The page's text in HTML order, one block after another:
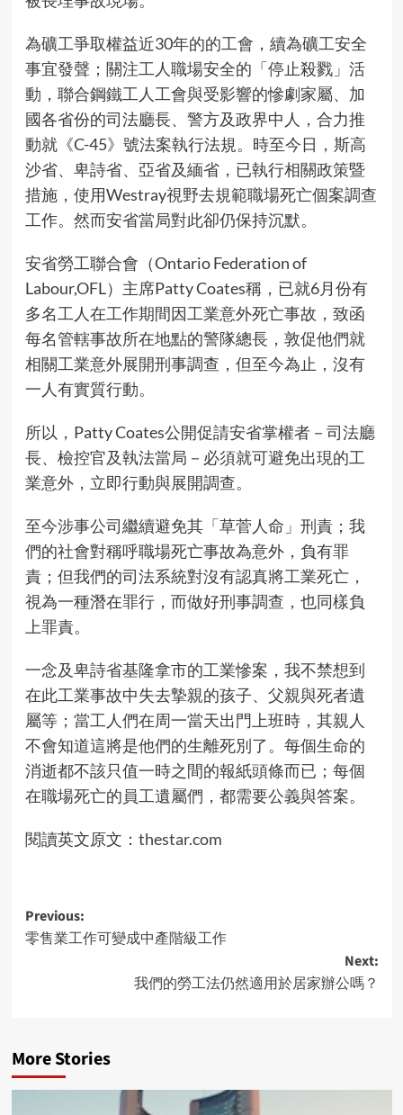
為礦工爭取權益近30年的的工會，續為礦工安全
事宜發聲；關注工人職場安全的「停止殺戮」活
動，聯合鋼鐵工人工會與受影響的慘劇家屬、加
國各省份的司法廳長、警方及政界中人，合力推
動就《C-45》號法案執行法規。時至今日，斯高
沙省、卑詩省、亞省及緬省，已執行相關政策暨
措施，使用Westray視野去規範職場死亡個案調查
工作。然而安省當局對此卻仍保持沉默。
安省勞工聯合會（Ontario Federation of
Labour,OFL）主席Patty Coates稱，已就6月份有
多名工人在工作期間因工業意外死亡事故，致函
每名管轄事故所在地點的警隊總長，敦促他們就
相關工業意外展開刑事調查，但至今為止，沒有
一人有實質行動。
所以，Patty Coates公開促請安省掌權者－司法廳
長、檢控官及執法當局－必須就可避免出現的工
業意外，立即行動與展開調查。
至今涉事公司繼續避免其「草菅人命」刑責；我
們的社會對稱呼職場死亡事故為意外，負有罪
責；但我們的司法系統對沒有認真將工業死亡，
視為一種潛在罪行，而做好刑事調查，也同樣負
上罪責。
一念及卑詩省基隆拿市的工業慘案，我不禁想到
在此工業事故中失去摯親的孩子、父親與死者遺
屬等；當工人們在周一當天出門上班時，其親人
不會知道這將是他們的生離死別了。每個生命的
消逝都不該只值一時之間的報紙頭條而已；每個
在職場死亡的員工遺屬們，都需要公義與答案。
閱讀英文原文： thestar.com
Post
navigation
Previous:
零售業工作可變成中產階級工作
Next:
我們的勞工法仍然適用於居家辦公嗎？
More Stories